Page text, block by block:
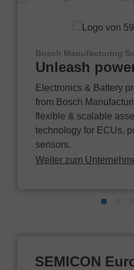
Bosch Manufacturing
Unleash
Electronics & Battery
from Bosch
flexible & scalable
technology for ECUs,
sensors.
Weiter zum
SEMICON